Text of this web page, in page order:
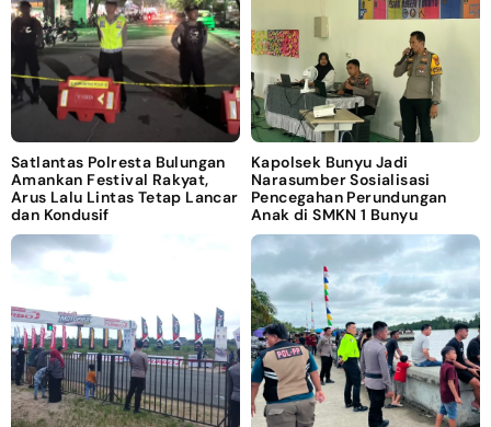
Satlantas Polresta Bulungan
Amankan Festival Rakyat,
Arus Lalu Lintas Tetap Lancar
dan Kondusif
Kapolsek Bunyu Jadi
Narasumber Sosialisasi
Pencegahan Perundungan
Anak di SMKN 1 Bunyu